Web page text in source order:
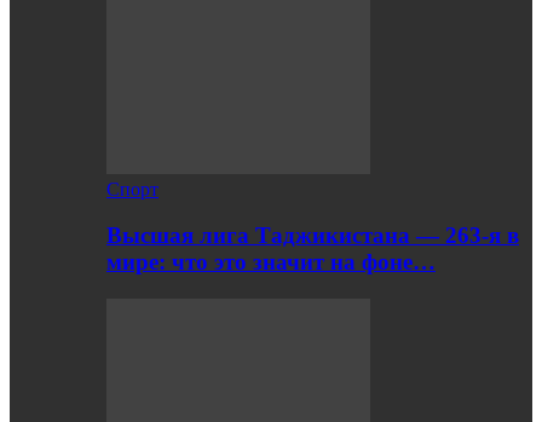
Спорт
Высшая лига Таджикистана — 263-я в
мире: что это значит на фоне…